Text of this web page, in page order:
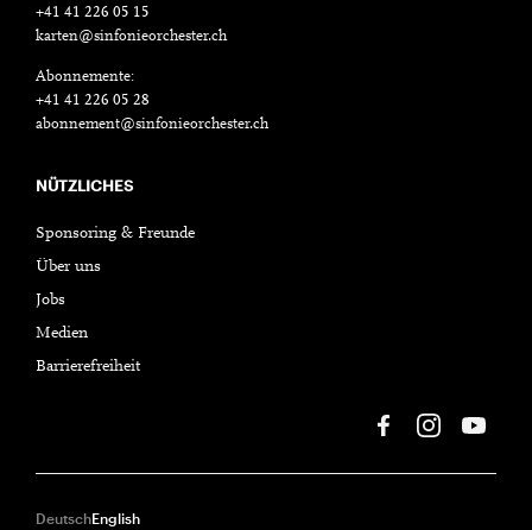
+41 41 226 05 15
karten@sinfonieorchester.ch
Abonnemente:
+41 41 226 05 28
abonnement@sinfonieorchester.ch
NÜTZLICHES
Sponsoring & Freunde
Über uns
Jobs
Medien
Barrierefreiheit
DeutschEnglish